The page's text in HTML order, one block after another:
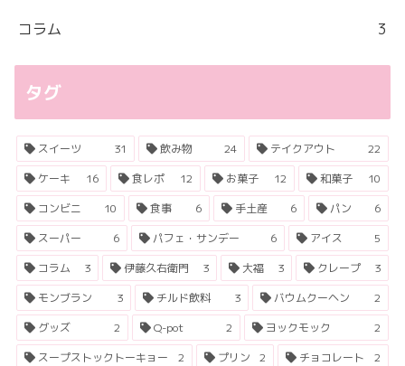
コラム 3
タグ
スイーツ 31 飲み物 24 テイクアウト
22
ケーキ
16 食レポ 12 お菓子 12 和菓子
10
コンビニ
10 食事 6 手土産 6 パン
6
スーパー
6 パフェ・サンデー 6 アイス
5
コラム
3 伊藤久右衛門 3 大福 3 クレープ
3
モンブラン
3 チルド飲料 3 バウムクーヘン
2
グッズ
2 Q-pot 2 ヨックモック
2
スープストックトーキョー
2 プリン 2 チョコレート
2